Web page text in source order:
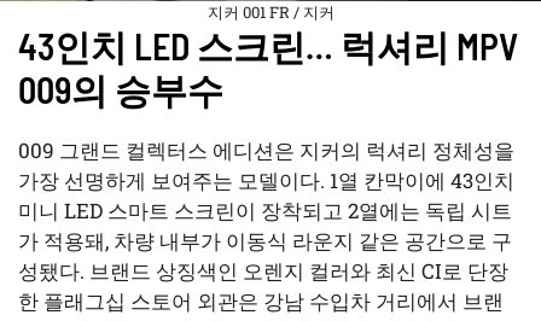
지커 001 FR / 지커
43인치 LED 스크린… 럭셔리 MPV
009의 승부수
009 그랜드 컬렉터스 에디션은 지커의 럭셔리 정체성을
가장 선명하게 보여주는 모델이다. 1열 칸막이에 43인치
미니 LED 스마트 스크린이 장착되고 2열에는 독립 시트
가 적용돼, 차량 내부가 이동식 라운지 같은 공간으로 구
성됐다. 브랜드 상징색인 오렌지 컬러와 최신 CI로 단장
한 플래그십 스토어 외관은 강남 수입차 거리에서 브랜